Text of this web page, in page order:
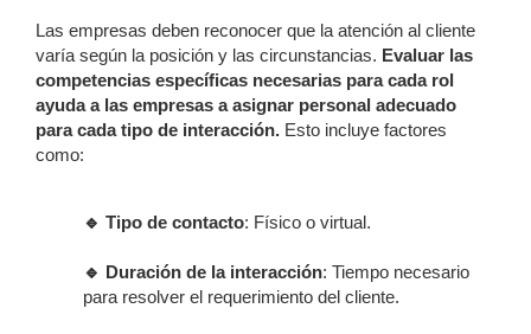
Las empresas deben reconocer que la atención al cliente
varía según la posición y las circunstancias. Evaluar las
competencias específicas necesarias para cada rol
ayuda a las empresas a asignar personal adecuado
para cada tipo de interacción. Esto incluye factores
como:
🔹 Tipo de contacto: Físico o virtual.
🔹 Duración de la interacción: Tiempo necesario
para resolver el requerimiento del cliente.